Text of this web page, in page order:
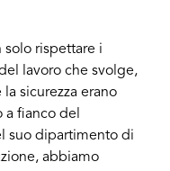
solo rispettare i
lavoro che svolge,
sicurezza erano
a fianco del
suo dipartimento di
abbiamo